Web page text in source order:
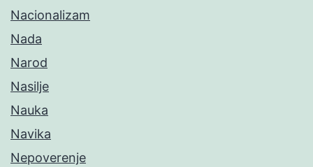
Nacionalizam
Nada
Narod
Nasilje
Nauka
Navika
Nepoverenje